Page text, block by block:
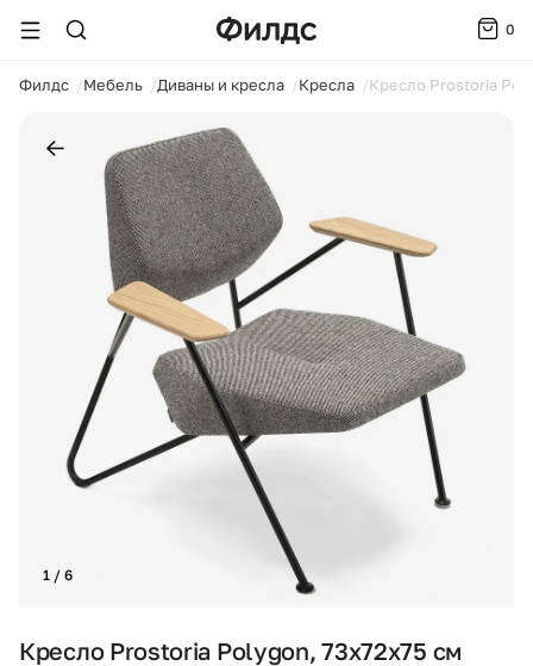
0
Филдс Мебель Диваны и кресла Кресла Кресло Prostoria
1 / 6
Кресло Prostoria Polygon, 73x72x75 см